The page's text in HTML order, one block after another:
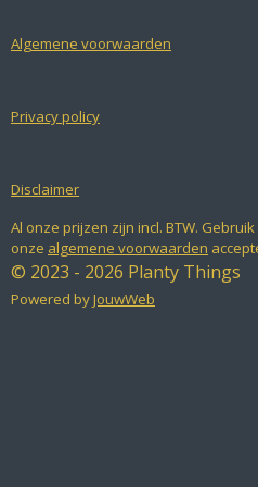
k
a
p
Algemene voorwaarden
Privacy policy
Disclaimer
Al onze prijzen zijn incl. BTW.
onze algemene voorwaarden
© 2023 - 2026 Planty Things
Powered byJouwWeb